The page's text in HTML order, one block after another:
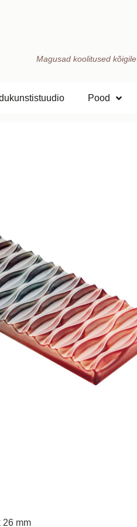
Magusad koolitused kõigile
Pood
26 mm